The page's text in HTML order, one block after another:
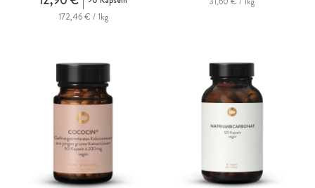
172,46 € / 1kg